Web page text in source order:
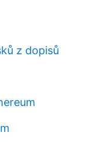
z dopisů